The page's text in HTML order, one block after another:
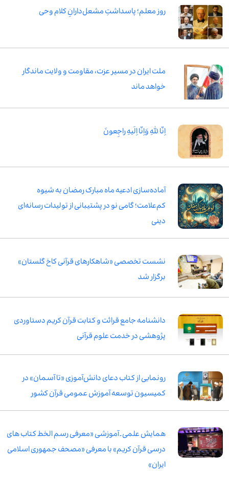
روز معلم؛ پاسداشتِ مشعل‌دارانِ کلام وحی
ملت ایران در مسیر عزت، مقاومت و ولایت ماندگار
خواهد ماند
اِنّا لِلّٰهِ وَاِنّا اِلَیهِ راجِعونَ
آماده‌سازی ادعیه ماه مبارک رمضان به شیوه
کم‌علامت؛ گامی نو در پشتیبانی از تولیدات رسانه‌ای
دینی
نشست تخصصی «شاهکارهای قرآنی کاخ گلستان»
برگزار شد
دانشنامه جامع قرائت و کتابت قرآن کریم دستاوردی
پژوهشی در خدمت علوم قرآنی
رونمایی از کتاب دعای دانش‌آموزی «تا آسمان» در
کمیسیون توسعه آموزش عمومی قرآن کشور
همایش علمی ـ آموزشی «معرفی رسم الخط کتاب های
درسی قرآن کریم» با معرفی «مصحف جمهوری اسلامی
ایران»